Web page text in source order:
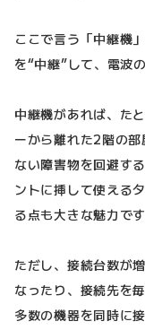
ここで言う「中継機
を“中継”して、電波
中継機があれば、た
ーから離れた2階の
ない障害物を回避す
ントに挿して使える
る点も大きな魅力です
ただし、接続台数が
なったり、接続先を
多数の機器を同時に